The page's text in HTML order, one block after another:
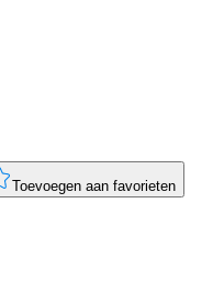
Toevoegen aan favorieten